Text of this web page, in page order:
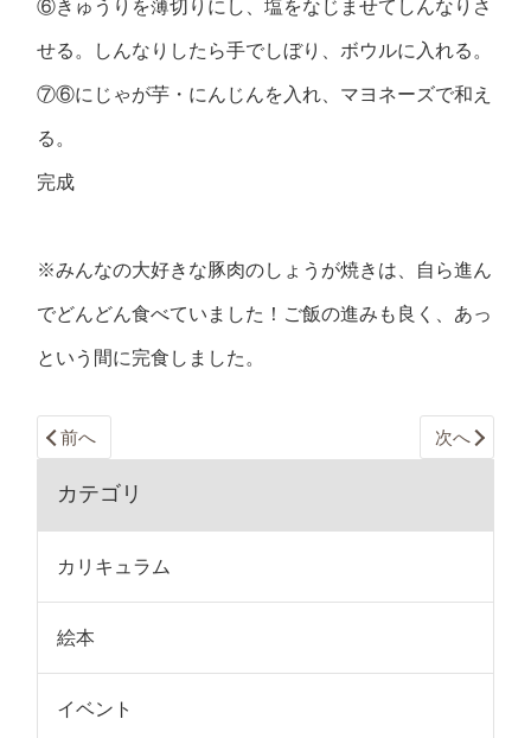
⑥きゅうりを薄切りにし、塩をなじませてしんなりさ
せる。しんなりしたら手でしぼり、ボウルに入れる。
⑦⑥にじゃが芋・にんじんを入れ、マヨネーズで和え
る。
完成
※みんなの大好きな豚肉のしょうが焼きは、自ら進ん
でどんどん食べていました！ご飯の進みも良く、あっ
という間に完食しました。
前へ 次へ
カテゴリ
カリキュラム
絵本
イベント